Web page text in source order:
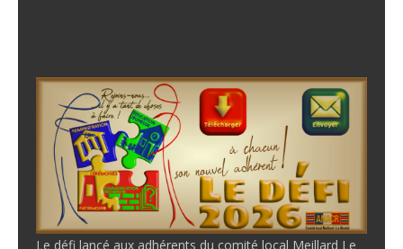
Le défi lancé aux adhérents du comité local Meillard Le